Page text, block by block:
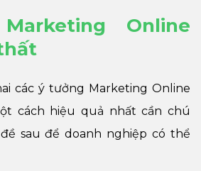
Online
các ý tưởng Marketing Online
cách hiệu quả nhất cần chú
sau để doanh nghiệp có thể